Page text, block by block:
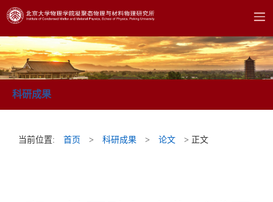
科研成果
当前位置: 首页 > 科研成果 > 论文 > 正文